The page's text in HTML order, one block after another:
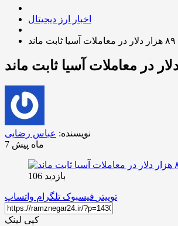
اخبار ارز دیجیتال
نویسنده: عباس رضایی
7 ماه پیش
بازدید 106
توییتر فیسبوک تلگرام واتساپ
کپی لینک